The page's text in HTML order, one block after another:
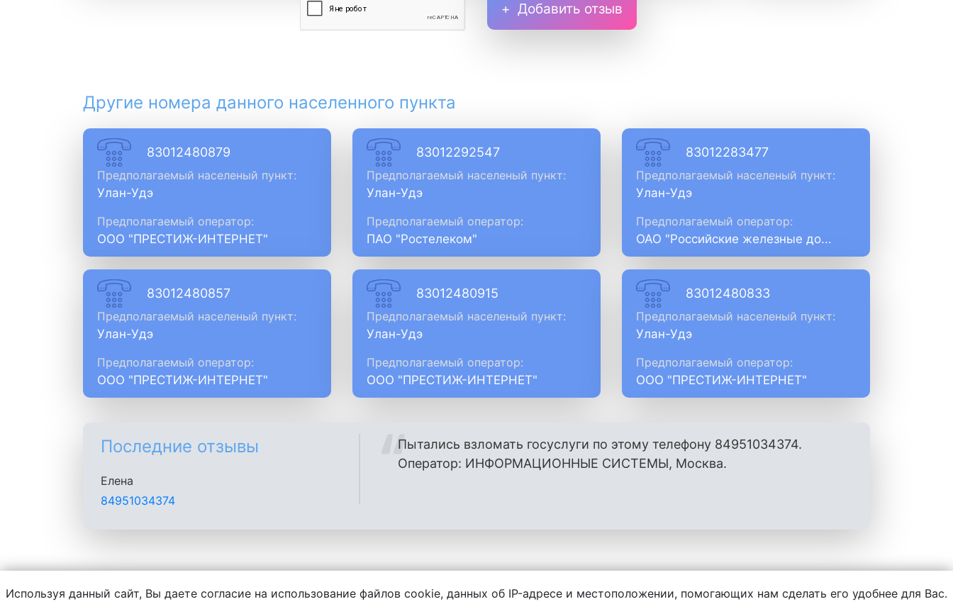
Добавить отзыв
Другие номера данного населенного пункта
83012480879
Предполагаемый населеный пункт:
Улан-Удэ
Предполагаемый оператор:
ООО "ПРЕСТИЖ-ИНТЕРНЕТ"
83012292547
Предполагаемый населеный пункт:
Улан-Удэ
Предполагаемый оператор:
ПАО "Ростелеком"
83012283477
Предполагаемый населеный пункт:
Улан-Удэ
Предполагаемый оператор:
ОАО "Российские железные до...
83012480857
Предполагаемый населеный пункт:
Улан-Удэ
Предполагаемый оператор:
ООО "ПРЕСТИЖ-ИНТЕРНЕТ"
83012480915
Предполагаемый населеный пункт:
Улан-Удэ
Предполагаемый оператор:
ООО "ПРЕСТИЖ-ИНТЕРНЕТ"
83012480833
Предполагаемый населеный пункт:
Улан-Удэ
Предполагаемый оператор:
ООО "ПРЕСТИЖ-ИНТЕРНЕТ"
Последние отзывы
Елена
84951034374
Пытались взломать госуслуги по этому телефону 84951034374.
Оператор: ИНФОРМАЦИОННЫЕ СИСТЕМЫ, Москва.
Администрация сайта не несет ответственности за содержание комментариев, любой другой информации, написанной пользователями.
Используя данный сайт, Вы даете согласие на использование файлов cookie, данных об IP-адресе и местоположении, помогающих нам сделать его удобнее для Вас.